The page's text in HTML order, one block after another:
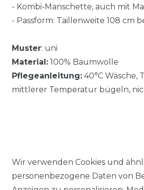
- Kombi-Manschette, auch mit
- Passform: Taillenweite 108 cm
Muster: uni
Material: 100% Baumwolle
Pflegeanleitung: 40°C
mittlerer Temperatur bügeln,
Wir verwenden Cookies und
personenbezogene Daten von